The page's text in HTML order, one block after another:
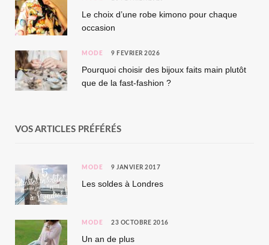
Le choix d’une robe kimono pour chaque
occasion
MODE 9 FÉVRIER 2026
Pourquoi choisir des bijoux faits main plutôt
que de la fast-fashion ?
VOS ARTICLES PRÉFÉRÉS
MODE 9 JANVIER 2017
Les soldes à Londres
MODE 23 OCTOBRE 2016
Un an de plus